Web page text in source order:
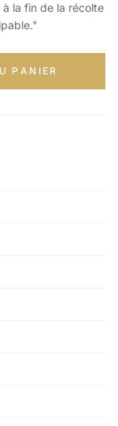
la fin de la récolte
PANIER